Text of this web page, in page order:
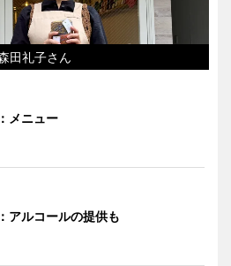
田礼子さん
メニュー
ルコールの提供も